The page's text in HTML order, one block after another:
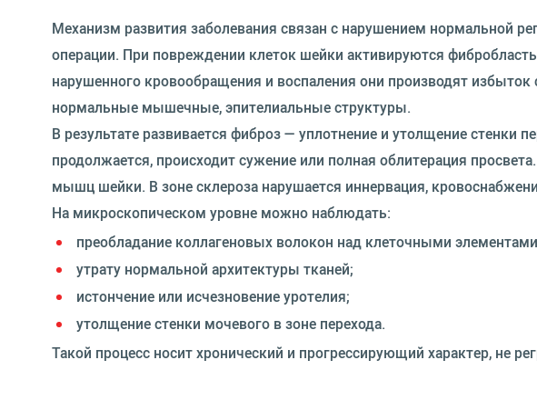
Механизм развития заболевания связан с нарушением нормальной
операции. При повреждении клеток шейки активируются
нарушенного кровообращения и воспаления они производят
нормальные мышечные, эпителиальные структуры.
В результате развивается фиброз — уплотнение и утолщение стенки
продолжается, происходит сужение или полная облитерация
мышц шейки. В зоне склероза нарушается иннервация,
На микроскопическом уровне можно наблюдать:
преобладание коллагеновых волокон над клеточными
утрату нормальной архитектуры тканей;
истончение или исчезновение уротелия;
утолщение стенки мочевого в зоне перехода.
Такой процесс носит хронический и прогрессирующий характер, не